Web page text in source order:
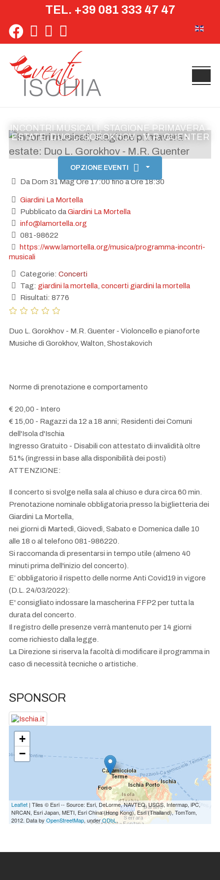
TEL. +39 081 333 47 47
INCONTRI MUSICALI, STAGIONE PRIMAVERA -
ESTATE: DUO L. GOROKHOV - M.R. GUENTER
OPZIONE EVENTI
Da Dom 31 Mag Ore 17:00 fino a Ore 18:30
Giardini La Mortella
Pubblicato daGiardini La Mortella
info@lamortella.org
081-98622
https://www.lamortella.org/musica/programma-incontri-
musicali
Categorie: Concerti
Tag: giardini la mortella concerti giardini la mortella
Risultati: 8776
Duo L. Gorokhov - M.R. Guenter - Violoncello e pianoforte
Musiche di Gorokhov, Walton, Shostakovich
Norme di prenotazione e comportamento
€ 20,00 - Intero
€ 15,00 - Ragazzi da 12 a 18 anni; Residenti dei Comuni
dell'Isola d'Ischia
Ingresso Gratuito - Disabili con attestato di invalidità oltre
51% (ingressi in base alla disponibilità dei posti)
ATTENZIONE:
Il concerto si svolge nella sala al chiuso e dura circa 60 min.
Prenotazione nominale obbligatoria presso la biglietteria dei
Giardini La Mortella,
nei giorni di Martedì, Giovedì, Sabato e Domenica dalle 10
alle 18 o al telefono 081-986220.
Si raccomanda di presentarsi in tempo utile (almeno 40
minuti prima dell'inizio del concerto).
E’ obbligatorio il rispetto delle norme Anti Covid19 in vigore
(D.L. 24/03/2022):
E' consigliato indossare la mascherina FFP2 per tutta la
durata del concerto.
Il registro delle presenze verrà mantenuto per 14 giorni
come richiesto dalla legge.
La Direzione si riserva la facoltà di modificare il programma in
caso di necessità tecniche o artistiche.
SPONSOR
+
−
Leaflet | Tiles © Esri -- Source: Esri, DeLorme, NAVTEQ, USGS, Intermap, iPC,
NRCAN, Esri Japan, METI, Esri China (Hong Kong), Esri (Thailand), TomTom,
2012. Data by OpenStreetMap, underODbL .